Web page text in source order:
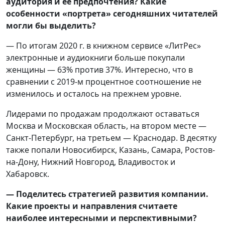
особенности «портрета» сегодняшних читателей
могли бы выделить?
— По итогам 2020 г. в книжном сервисе «ЛитРес»
электронные и аудиокниги больше покупали
женщины — 63% против 37%. Интересно, что в
сравнении с 2019-м процентное соотношение не
изменилось и осталось на прежнем уровне.
Лидерами по продажам продолжают оставаться
Москва и Московская область, на втором месте —
Санкт-Петербург, на третьем — Краснодар. В десятку
также попали Новосибирск, Казань, Самара, Ростов-
на-Дону, Нижний Новгород, Владивосток и
Хабаровск.
— Поделитесь стратегией развития компании.
Какие проекты и направления считаете
наиболее интересными и перспективными?